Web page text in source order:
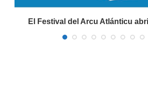
El Festival del Arcu Atlánticu